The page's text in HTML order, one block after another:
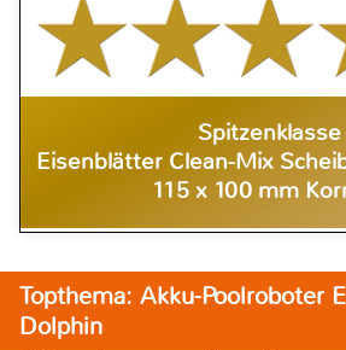
Spitzenklasse
Eisenblätter Clean-Mix
115 x 100 mm
Topthema: Akku-Poolroboter
Dolphin